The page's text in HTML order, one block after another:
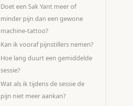
Doet een Sak Yant meer of
minder pijn dan een gewone
machine-tattoo?
Kan ik vooraf pijnstillers nemen?
Hoe lang duurt een gemiddelde
sessie?
Wat als ik tijdens de sessie de
pijn niet meer aankan?